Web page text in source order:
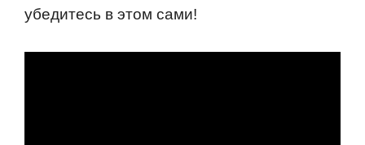
убедитесь в этoм сами!